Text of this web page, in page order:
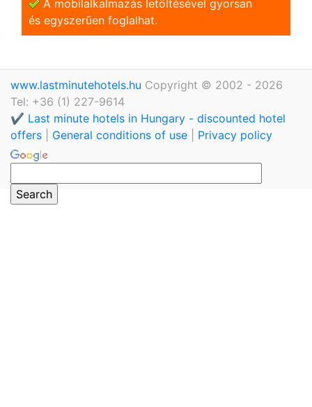
A mobilalkalmazás letöltésével gyorsan
és egyszerũen foglalhat.
www.lastminutehotels.hu Copyright © 2002 - 2026
Tel: +36 (1) 227-9614
✔️ Last minute hotels in Hungary - discounted hotel
offers
General conditions of use Privacy policy